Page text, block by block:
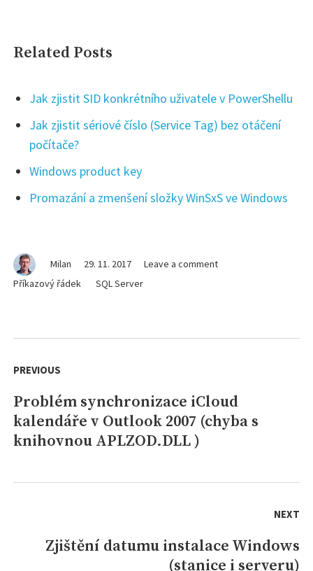
Milan 29. 11. 2017 Leave a commenton
verze
Příkazový řádek SQL Server
Related Posts
Jak zjistit SID konkrétního uživatele v PowerShellu
Jak zjistit sériové číslo (Service Tag) bez otáčení
počítače?
Windows product key
Promazání a zmenšení složky WinSxS ve Windows
pro
příspěvek
PREVIOUS
Previous
post:
Problém synchronizace iCloud
kalendáře v Outlook 2007 (chyba s
knihovnou APLZOD.DLL )
NEXT
Zjištění datumu instalace Windows
(stanice i serveru)